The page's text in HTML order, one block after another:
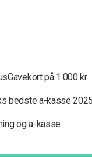
på 1.000 kr
bedste a-kasse 2025
og a-kasse